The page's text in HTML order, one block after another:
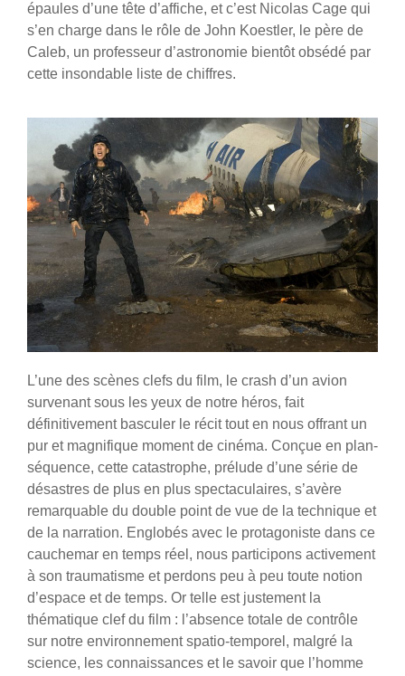
épaules d’une tête d’affiche, et c’est Nicolas Cage qui
s’en charge dans le rôle de John Koestler, le père de
Caleb, un professeur d’astronomie bientôt obsédé par
cette insondable liste de chiffres.
L’une des scènes clefs du film, le crash d’un avion
survenant sous les yeux de notre héros, fait
définitivement basculer le récit tout en nous offrant un
pur et magnifique moment de cinéma. Conçue en plan-
séquence, cette catastrophe, prélude d’une série de
désastres de plus en plus spectaculaires, s’avère
remarquable du double point de vue de la technique et
de la narration. Englobés avec le protagoniste dans ce
cauchemar en temps réel, nous participons activement
à son traumatisme et perdons peu à peu toute notion
d’espace et de temps. Or telle est justement la
thématique clef du film : l’absence totale de contrôle
sur notre environnement spatio-temporel, malgré la
science, les connaissances et le savoir que l’homme